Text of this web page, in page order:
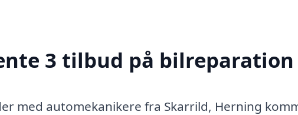
3 tilbud på bilreparation
med automekanikere fra Skarrild, Herning